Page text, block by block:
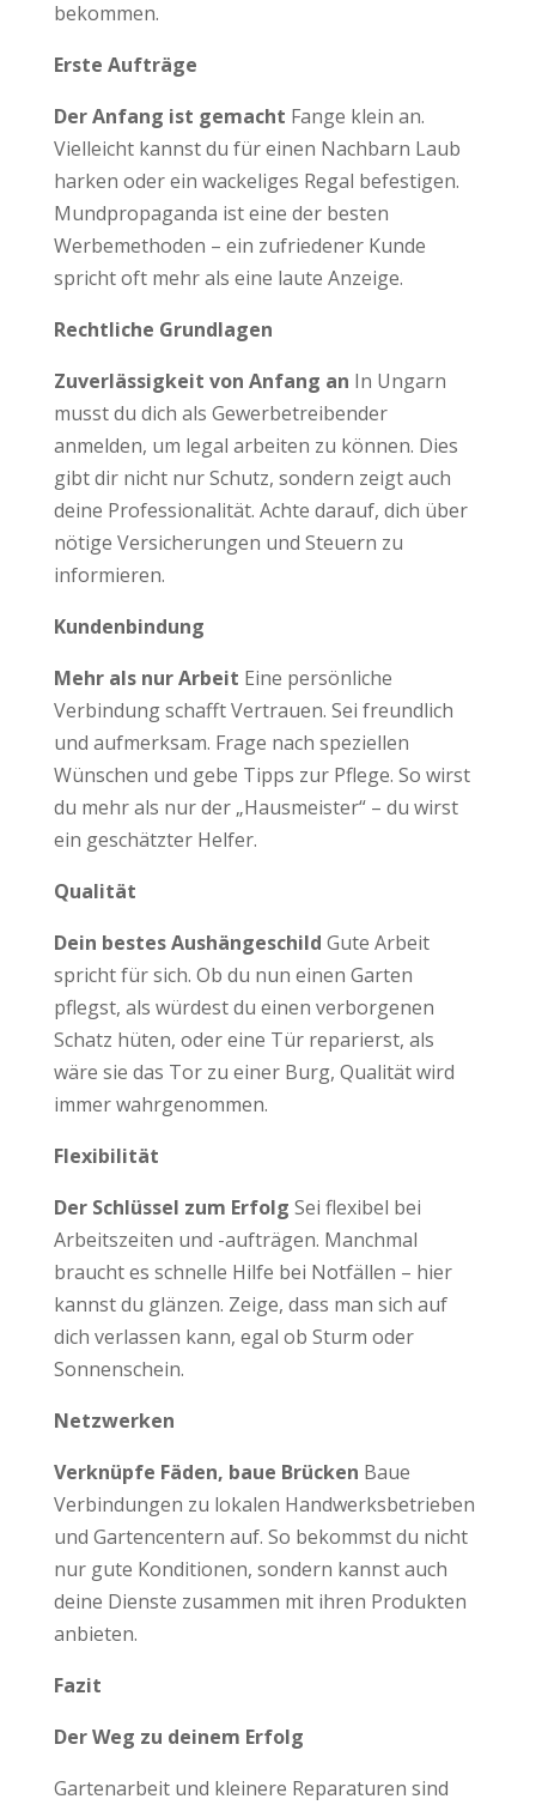
bekommen.
Erste Aufträge
Der Anfang ist gemacht Fange klein an.
Vielleicht kannst du für einen Nachbarn Laub
harken oder ein wackeliges Regal befestigen.
Mundpropaganda ist eine der besten
Werbemethoden – ein zufriedener Kunde
spricht oft mehr als eine laute Anzeige.
Rechtliche Grundlagen
Zuverlässigkeit von Anfang an In Ungarn
musst du dich als Gewerbetreibender
anmelden, um legal arbeiten zu können. Dies
gibt dir nicht nur Schutz, sondern zeigt auch
deine Professionalität. Achte darauf, dich über
nötige Versicherungen und Steuern zu
informieren.
Kundenbindung
Mehr als nur Arbeit Eine persönliche
Verbindung schafft Vertrauen. Sei freundlich
und aufmerksam. Frage nach speziellen
Wünschen und gebe Tipps zur Pflege. So wirst
du mehr als nur der „Hausmeister“ – du wirst
ein geschätzter Helfer.
Qualität
Dein bestes Aushängeschild Gute Arbeit
spricht für sich. Ob du nun einen Garten
pflegst, als würdest du einen verborgenen
Schatz hüten, oder eine Tür reparierst, als
wäre sie das Tor zu einer Burg, Qualität wird
immer wahrgenommen.
Flexibilität
Der Schlüssel zum Erfolg Sei flexibel bei
Arbeitszeiten und -aufträgen. Manchmal
braucht es schnelle Hilfe bei Notfällen – hier
kannst du glänzen. Zeige, dass man sich auf
dich verlassen kann, egal ob Sturm oder
Sonnenschein.
Netzwerken
Verknüpfe Fäden, baue Brücken Baue
Verbindungen zu lokalen Handwerksbetrieben
und Gartencentern auf. So bekommst du nicht
nur gute Konditionen, sondern kannst auch
deine Dienste zusammen mit ihren Produkten
anbieten.
Fazit
Der Weg zu deinem Erfolg
Gartenarbeit und kleinere Reparaturen sind